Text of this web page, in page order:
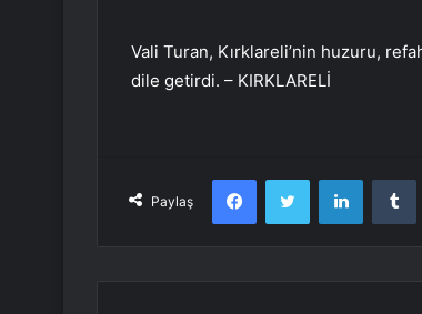
Vali Turan, Kırklareli’nin huzuru,
dile getirdi. – KIRKLARELİ
Paylaş
FacebookTwitter LinkedIn